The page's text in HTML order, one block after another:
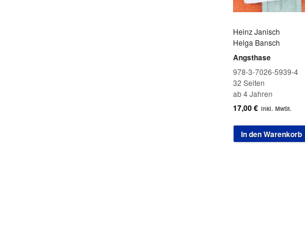
Heinz Janisch
Helga Bansch
Angsthase
978-3-7026-5939-4
32 Seiten
ab 4 Jahren
17,00€ inkl. MwSt.
In den Warenkorb